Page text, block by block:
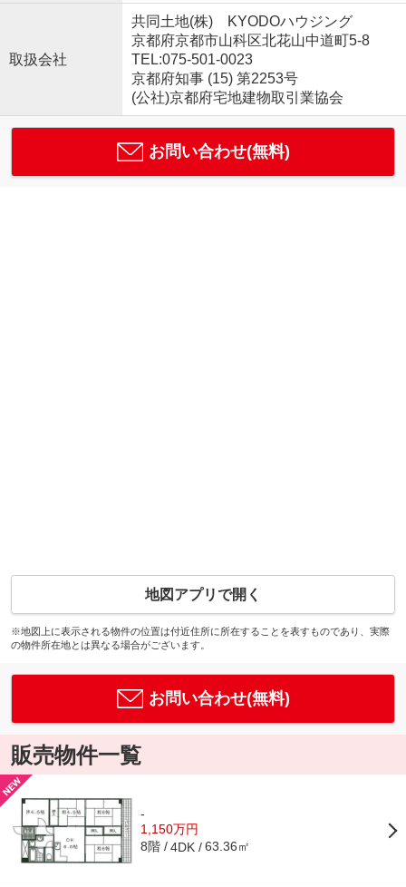
取扱会社
共同土地(株) KYODOハウジング
京都府京都市山科区北花山中道町5-8
TEL:075-501-0023
京都府知事 (15) 第2253号
(公社)京都府宅地建物取引業協会
お問い合わせ(無料)
地図アプリで開く
※地図上に表示される物件の位置は付近住所に所在することを表すものであり、実際
の物件所在地とは異なる場合がございます。
お問い合わせ(無料)
販売物件一覧
-
1,150万円
8階 4DK 63.36㎡